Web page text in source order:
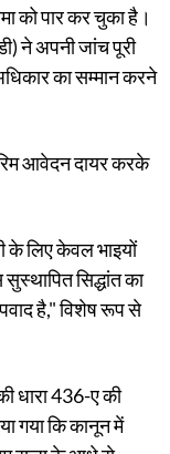
को पार कर चुका है।
ने अपनी जांच पूरी
का सम्मान करने
आवेदन दायर करके
के लिए केवल भाइयों
सिद्धांत का
है," विशेष रूप से
धारा 436-ए की
गया कि कानून में